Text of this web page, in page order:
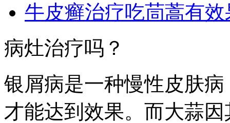
牛皮癣治疗吃茼蒿有效
病灶治疗吗？
银屑病是一种慢性皮肤
才能达到效果。而大蒜